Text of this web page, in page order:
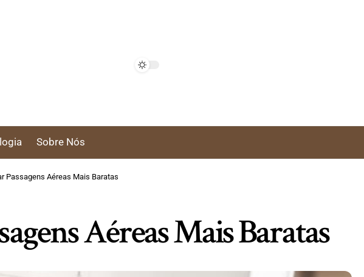
Sobre Nós
Passagens Aéreas Mais Baratas
Aéreas Mais Baratas